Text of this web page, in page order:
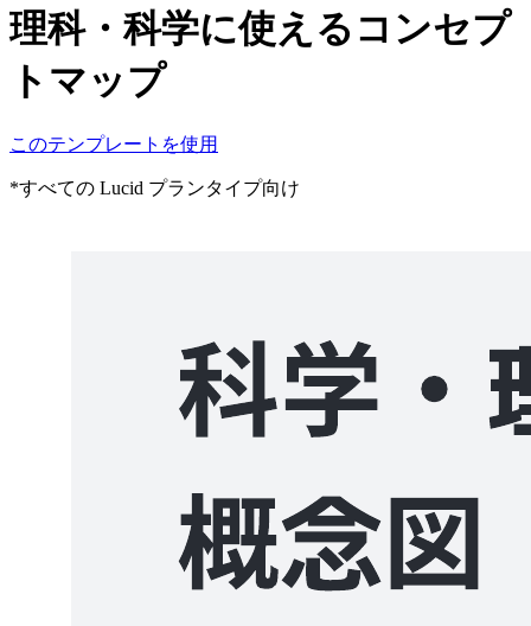
理科・科学に使えるコンセプ
トマップ
このテンプレートを使用
*すべての Lucid プランタイプ向け